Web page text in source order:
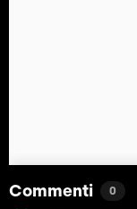
Commenti 0